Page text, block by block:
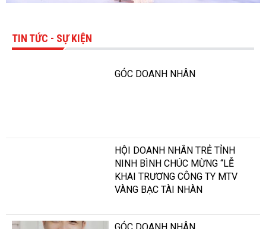
TIN TỨC - SỰ KIỆN
GÓC DOANH NHÂN
HỘI DOANH NHÂN TRẺ TỈNH
NINH BÌNH CHÚC MỪNG “LỄ
KHAI TRƯƠNG CÔNG TY MTV
VÀNG BẠC TÀI NHÀN
GÓC DOANH NHÂN